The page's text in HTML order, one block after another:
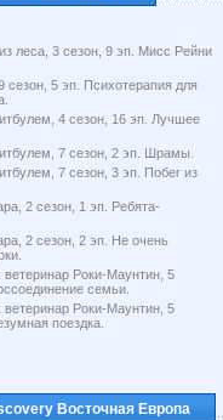
леса, 3 сезон, 9 эп. Мисс Рейни
сезон, 5 эп. Психотерапия для
4 сезон, 16 эп. Лучшее
7 сезон, 2 эп. Шрамы.
7 сезон, 3 эп. Побег из
2 сезон, 1 эп. Ребята-
2 сезон, 2 эп. Не очень
Роки-Маунтин, 5
семьи.
Роки-Маунтин, 5
поездка.
Восточная Европа